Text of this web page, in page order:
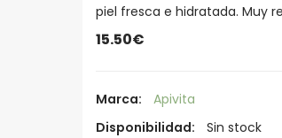
piel fresca e hidratada. Muy
15.50€
Marca:
Apivita
Disponibilidad:
Sin stock